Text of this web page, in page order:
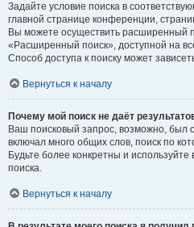
Задайте условие поиска в
главной странице конференции,
Вы можете осуществить расширенный
«Расширенный поиск», доступной на
Способ доступа к поиску может
Вернуться к началу
Почему мой поиск не даёт
Ваш поисковый запрос, возможно,
включал много общих слов, поиск по
Будьте более конкретны и
поиска.
Вернуться к началу